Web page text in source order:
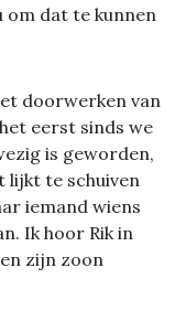
om dat te kunnen
doorwerken van
eerst sinds we
is geworden,
lijkt te schuiven
iemand wiens
Ik hoor Rik in
zijn zoon